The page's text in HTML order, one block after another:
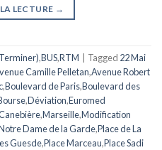
LECTURE →
,BUS,RTM Tagged 22 Mai
Camille Pelletan,Avenue Robert
,Boulevard de Paris,Boulevard des
,Déviation,Euromed
,Marseille,Modification
Dame de la Garde,Place de La
Guesde,Place Marceau,Place Sadi